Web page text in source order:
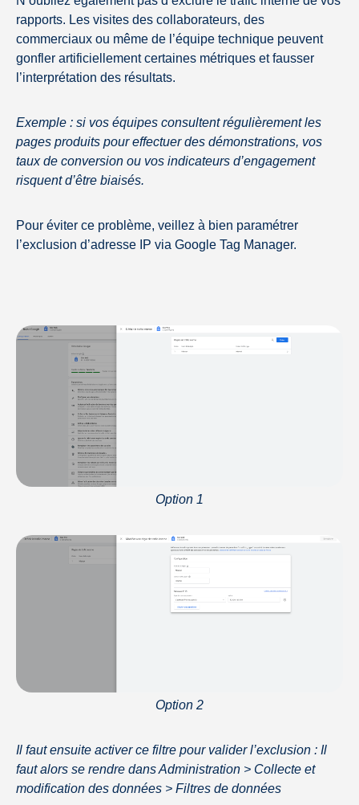
rapports. Les visites des collaborateurs, des
commerciaux ou même de l’équipe technique peuvent
gonfler artificiellement certaines métriques et fausser
l’interprétation des résultats.
Exemple : si vos équipes consultent régulièrement les
pages produits pour effectuer des démonstrations, vos
taux de conversion ou vos indicateurs d’engagement
risquent d’être biaisés.
Pour éviter ce problème, veillez à bien paramétrer
l’exclusion d’adresse IP via Google Tag Manager.
Option 1
Option 2
Il faut ensuite activer ce filtre pour valider l’exclusion : Il
faut alors se rendre dans Administration > Collecte et
modification des données > Filtres de données